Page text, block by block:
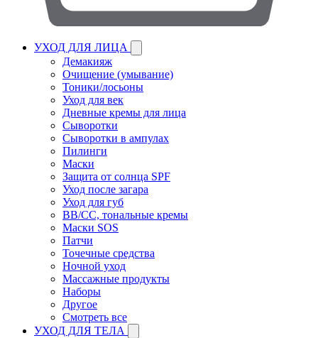
УХОД ДЛЯ ЛИЦА
Демакияж
Очищение (умывание)
Тоники/лосьоны
Уход для век
Дневные кремы для лица
Сыворотки
Сыворотки в ампулах
Пилинги
Маски
Защита от солнца SPF
Уход после загара
Уход для губ
BB/CC, тональные кремы
Маски SOS
Патчи
Точечные средства
Ночной уход
Массажные продукты
Наборы
Другое
Смотреть все
УХОД ДЛЯ ТЕЛА